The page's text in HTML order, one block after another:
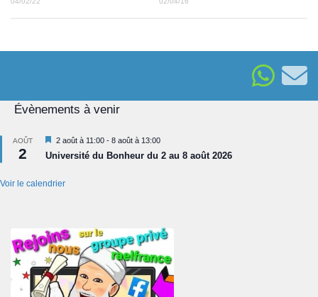
Évènements à venir
AOÛT
2
Mis
en
avant
2 août à 11:00 - 8 août à 13:00
Université du Bonheur du 2 au 8 août 2026
Voir le calendrier